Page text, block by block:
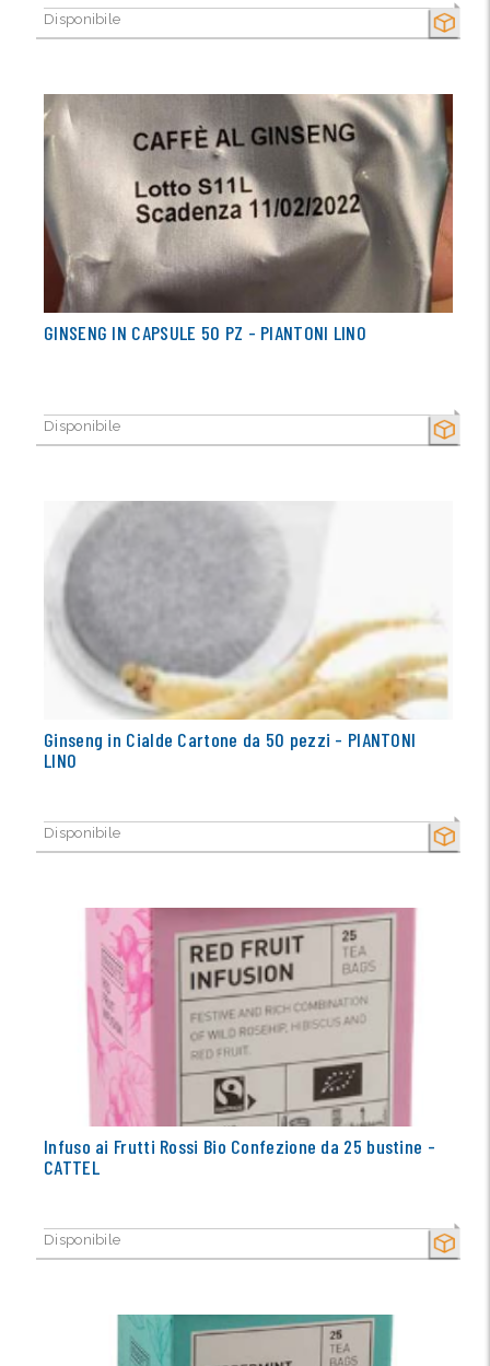
SECCO
Disponibile
SECCO
GINSENG IN CAPSULE 50 PZ - PIANTONI LINO
Disponibile
SECCO
Ginseng in Cialde Cartone da 50 pezzi - PIANTONI
LINO
Disponibile
SECCO
Infuso ai Frutti Rossi Bio Confezione da 25 bustine -
CATTEL
Disponibile